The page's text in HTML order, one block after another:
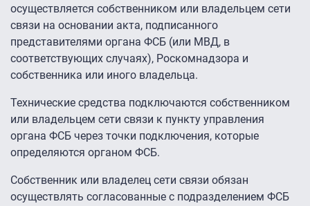
осуществляется собственником или владельцем сети
связи на основании акта, подписанного
представителями органа ФСБ (или МВД, в
соответствующих случаях), Роскомнадзора и
собственника или иного владельца.
Технические средства подключаются собственником
или владельцем сети связи к пункту управления
органа ФСБ через точки подключения, которые
определяются органом ФСБ.
Собственник или владелец сети связи обязан
осуществлять согласованные с подразделением ФСБ